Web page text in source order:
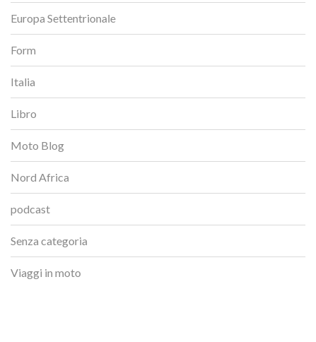
Europa Settentrionale
Form
Italia
Libro
Moto Blog
Nord Africa
podcast
Senza categoria
Viaggi in moto